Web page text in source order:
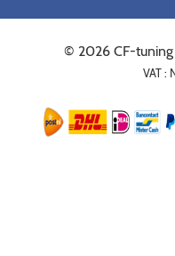
© 2026 CF-
VAT :